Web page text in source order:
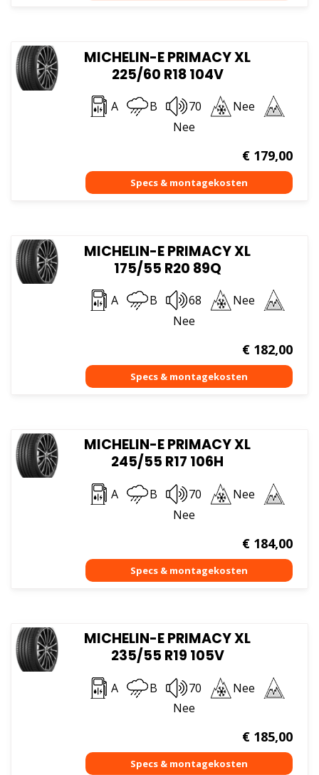
MICHELIN-E PRIMACY XL
225/60 R18 104V
A B 70
Nee
Nee
€179,00
MICHELIN-E PRIMACY XL
175/55 R20 89Q
A B 68
Nee
Nee
€182,00
MICHELIN-E PRIMACY XL
245/55 R17 106H
A B 70
Nee
Nee
€184,00
MICHELIN-E PRIMACY XL
235/55 R19 105V
A B 70
Nee
Nee
€185,00